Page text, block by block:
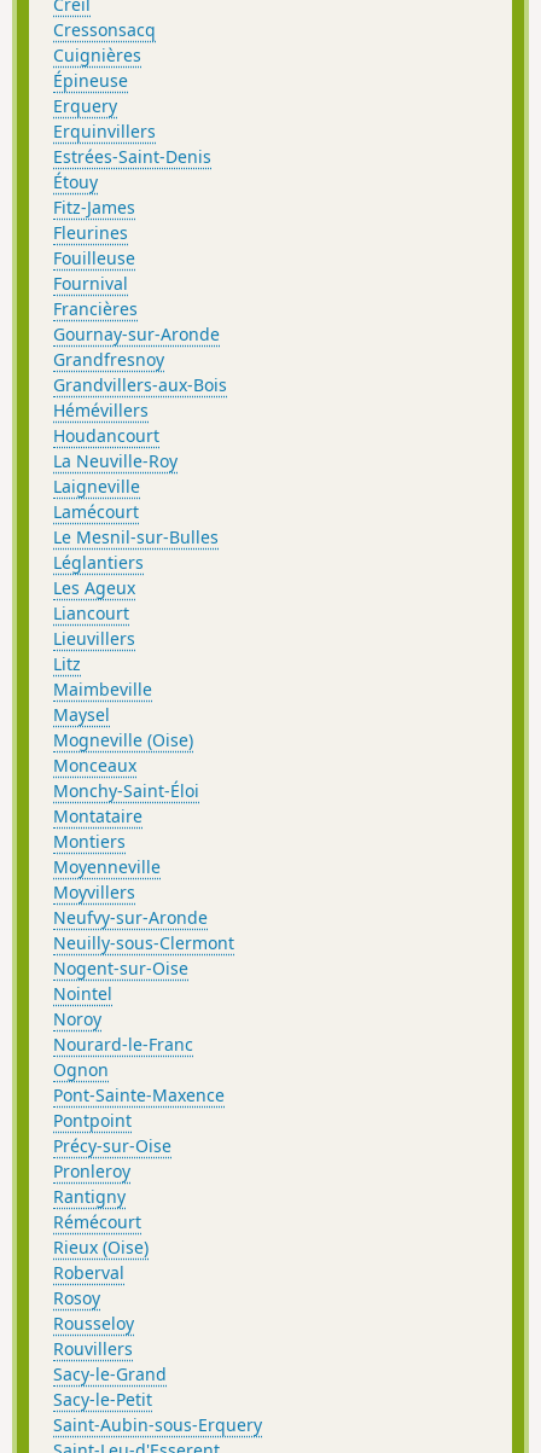
Cressonsacq
Cuignières
Épineuse
Erquery
Erquinvillers
Estrées-Saint-Denis
Étouy
Fitz-James
Fleurines
Fouilleuse
Fournival
Francières
Gournay-sur-Aronde
Grandfresnoy
Grandvillers-aux-Bois
Hémévillers
Houdancourt
La Neuville-Roy
Laigneville
Lamécourt
Le Mesnil-sur-Bulles
Léglantiers
Les Ageux
Liancourt
Lieuvillers
Litz
Maimbeville
Maysel
Mogneville (Oise)
Monceaux
Monchy-Saint-Éloi
Montataire
Montiers
Moyenneville
Moyvillers
Neufvy-sur-Aronde
Neuilly-sous-Clermont
Nogent-sur-Oise
Nointel
Noroy
Nourard-le-Franc
Ognon
Pont-Sainte-Maxence
Pontpoint
Précy-sur-Oise
Pronleroy
Rantigny
Rémécourt
Rieux (Oise)
Roberval
Rosoy
Rousseloy
Rouvillers
Sacy-le-Grand
Sacy-le-Petit
Saint-Aubin-sous-Erquery